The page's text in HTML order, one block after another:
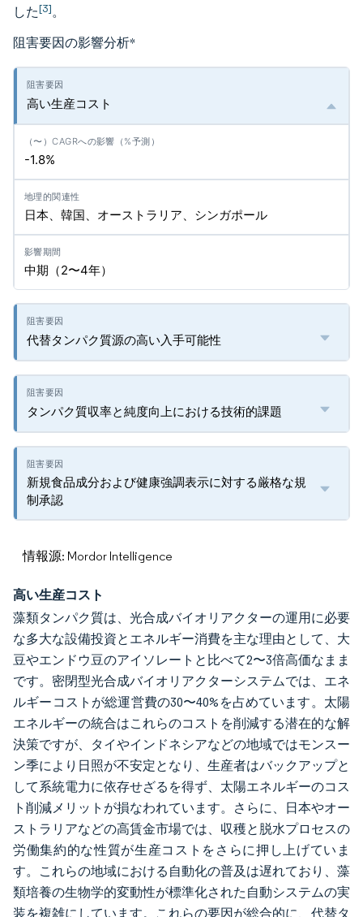
した[3]。
阻害要因の影響分析*
高い生産コスト
-1.8%
日本、韓国、オーストラリア、シンガポール
中期（2〜4年）
代替タンパク質源の高い入手可能性
タンパク質収率と純度向上における技術的課題
新規食品成分および健康強調表示に対する厳格な規
制承認
情報源: Mordor Intelligence
高い生産コスト
藻類タンパク質は、光合成バイオリアクターの運用に必要
な多大な設備投資とエネルギー消費を主な理由として、大
豆やエンドウ豆のアイソレートと比べて2〜3倍高価なまま
です。密閉型光合成バイオリアクターシステムでは、エネ
ルギーコストが総運営費の30〜40%を占めています。太陽
エネルギーの統合はこれらのコストを削減する潜在的な解
決策ですが、タイやインドネシアなどの地域ではモンスー
ン季により日照が不安定となり、生産者はバックアップと
して系統電力に依存せざるを得ず、太陽エネルギーのコス
ト削減メリットが損なわれています。さらに、日本やオー
ストラリアなどの高賃金市場では、収穫と脱水プロセスの
労働集約的な性質が生産コストをさらに押し上げていま
す。これらの地域における自動化の普及は遅れており、藻
類培養の生物学的変動性が標準化された自動システムの実
装を複雑にしています。これらの要因が総合的に、代替タ